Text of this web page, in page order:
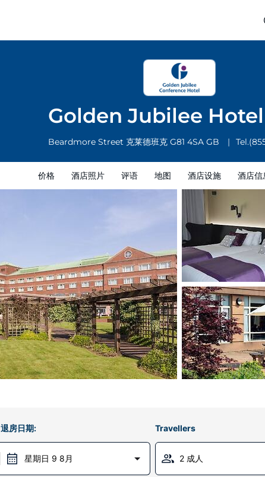
Golden Jubilee Hotel
Beardmore Street 克莱德班克 G81 4SA GB Tel.
价格 酒店照片 评语 地图 酒店设施 酒店信
退房日期:
星期日 9 8月
Travellers
2 成人